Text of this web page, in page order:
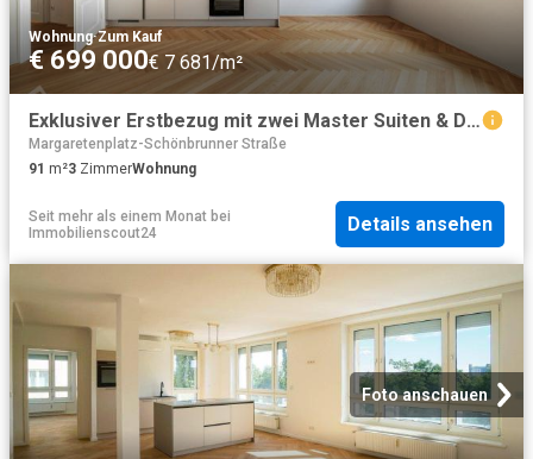
Wohnung·Zum Kauf
€ 699 000€ 7 681/m²
Exklusiver Erstbezug mit zwei Master Suiten & Designer Ausstattung
Margaretenplatz-Schönbrunner Straße
91 m²3 ZimmerWohnung
Seit mehr als einem Monat bei
Immobilienscout24
Details ansehen
Foto anschauen